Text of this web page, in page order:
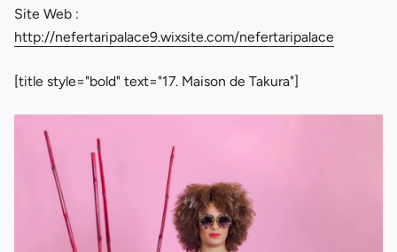
Site Web :
http://nefertaripalace9.wixsite.com/nefertaripalace
[title style="bold" text="17. Maison de Takura"]